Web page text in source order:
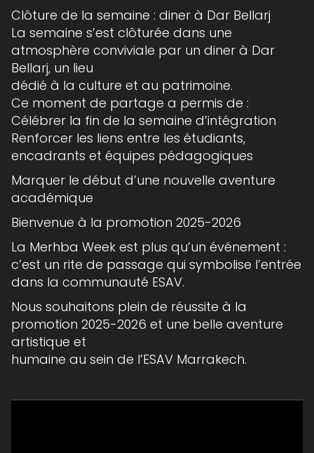
Clôture de la semaine : diner à Dar Bellarj
La semaine s’est clôturée dans une
atmosphère conviviale par un diner à Dar
Bellarj, un lieu
dédié à la culture et au patrimoine.
Ce moment de partage a permis de :
Célébrer la fin de la semaine d’intégration
Renforcer les liens entre les étudiants,
encadrants et équipes pédagogiques
Marquer le début d’une nouvelle aventure
académique
Bienvenue à la promotion 2025-2026
La Merhba Week est plus qu’un événement :
c’est un rite de passage qui symbolise l’entrée
dans la communauté ESAV.
Nous souhaitons plein de réussite à la
promotion 2025-2026 et une belle aventure
artistique et
humaine au sein de l’ESAV Marrakech.